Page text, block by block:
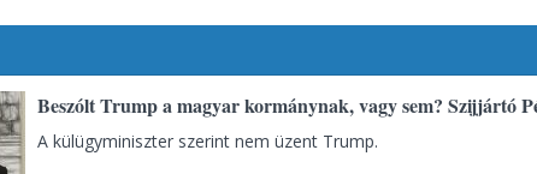
Beszólt Trump a magyar kormánynak, vagy sem? Szijjártó
A külügyminiszter szerint nem üzent Trump.